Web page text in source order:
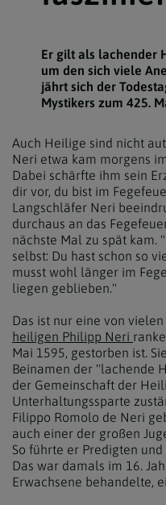
Er gilt als lachender
um den sich viele
jährt sich der
Mystikers zum 425.
Auch Heilige sind nicht
Neri etwa kam morgens
Dabei schärfte ihm sein
dir vor, du bist im
Langschläfer Neri
durchaus an das
nächste Mal zu spät kam.
selbst: Du hast schon so
musst wohl länger im
liegen geblieben."
Das ist nur eine von
heiligen Philipp Neri
Mai 1595, gestorben ist.
Beinamen der "lachende
der Gemeinschaft der
Unterhaltungssparte
Filippo Romolo de Neri
auch einer der großen
So führte er Predigten
Das war damals im 16.
Erwachsene behandelte,